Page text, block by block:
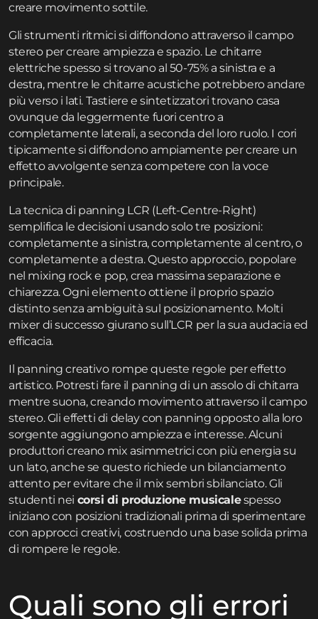
creare movimento sottile.
Gli strumenti ritmici si diffondono attraverso il campo
stereo per creare ampiezza e spazio. Le chitarre
elettriche spesso si trovano al 50-75% a sinistra e a
destra, mentre le chitarre acustiche potrebbero andare
più verso i lati. Tastiere e sintetizzatori trovano casa
ovunque da leggermente fuori centro a
completamente laterali, a seconda del loro ruolo. I cori
tipicamente si diffondono ampiamente per creare un
effetto avvolgente senza competere con la voce
principale.
La tecnica di panning LCR (Left-Centre-Right)
semplifica le decisioni usando solo tre posizioni:
completamente a sinistra, completamente al centro, o
completamente a destra. Questo approccio, popolare
nel mixing rock e pop, crea massima separazione e
chiarezza. Ogni elemento ottiene il proprio spazio
distinto senza ambiguità sul posizionamento. Molti
mixer di successo giurano sull’LCR per la sua audacia ed
efficacia.
Il panning creativo rompe queste regole per effetto
artistico. Potresti fare il panning di un assolo di chitarra
mentre suona, creando movimento attraverso il campo
stereo. Gli effetti di delay con panning opposto alla loro
sorgente aggiungono ampiezza e interesse. Alcuni
produttori creano mix asimmetrici con più energia su
un lato, anche se questo richiede un bilanciamento
attento per evitare che il mix sembri sbilanciato. Gli
studenti nei corsi di produzione musicalespesso
iniziano con posizioni tradizionali prima di sperimentare
con approcci creativi, costruendo una base solida prima
di rompere le regole.
Quali sono gli errori